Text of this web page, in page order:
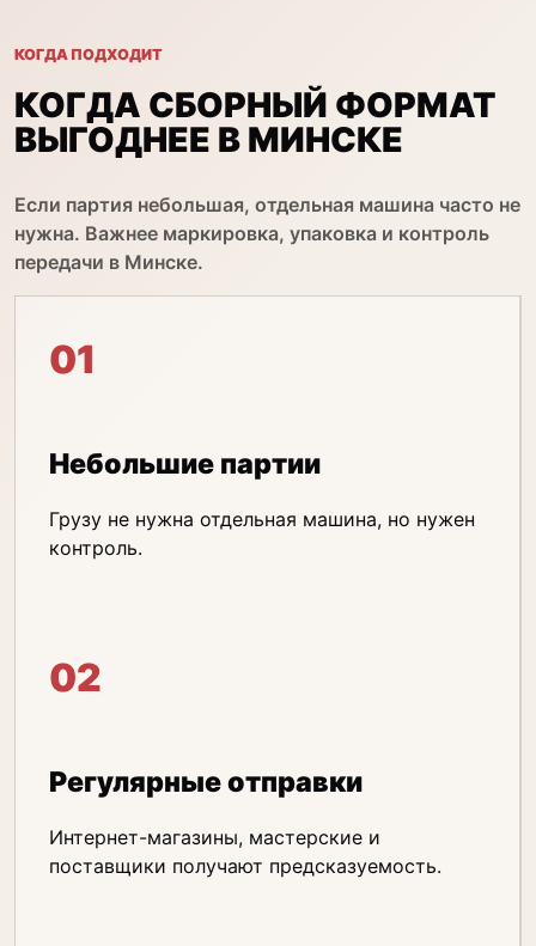
КОГДА ПОДХОДИТ
КОГДА СБОРНЫЙ ФОРМАТ
ВЫГОДНЕЕ В МИНСКЕ
Если партия небольшая, отдельная машина часто не
нужна. Важнее маркировка, упаковка и контроль
передачи в Минске.
01
Небольшие партии
Грузу не нужна отдельная машина, но нужен
контроль.
02
Регулярные отправки
Интернет-магазины, мастерские и
поставщики получают предсказуемость.